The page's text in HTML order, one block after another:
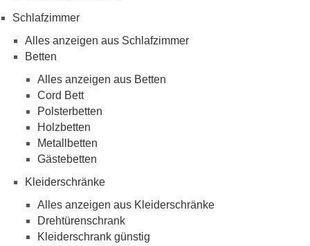
Schlafzimmer
Alles anzeigen aus Schlafzimmer
Betten
Alles anzeigen aus Betten
Cord Bett
Polsterbetten
Holzbetten
Metallbetten
Gästebetten
Kleiderschränke
Alles anzeigen aus Kleiderschränke
Drehtürenschrank
Kleiderschrank günstig